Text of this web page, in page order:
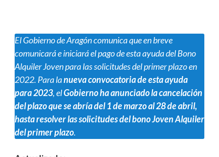
El Gobierno de Aragón comunica que en breve
comunicará e iniciará el pago de esta ayuda del Bono
Alquiler Joven para las solicitudes del primer plazo en
2022. Para lanueva convocatoria de esta ayuda
para 2023, elGobierno ha anunciado la cancelación
del plazo que se abría del 1 de marzo al 28 de abril,
hasta resolver las solicitudes del bono Joven Alquiler
del primer plazo.